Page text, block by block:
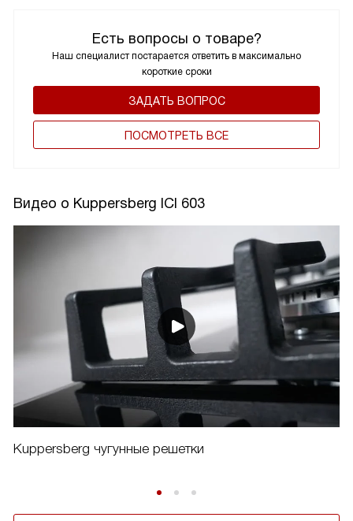
Есть вопросы о товаре?
Наш специалист постарается ответить в максимально
короткие сроки
ЗАДАТЬ ВОПРОС
ПОCМОТРЕТЬ ВСЕ
Видео о Kuppersberg ICI 603
Kuppersberg чугунные решетки